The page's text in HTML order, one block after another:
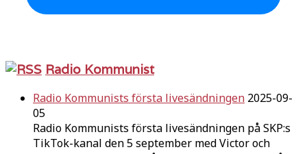
Radio Kommunist
Radio Kommunists första livesändningen 2025-09-
05
Radio Kommunists första livesändningen på SKP:s
TikTok-kanal den 5 september med Victor och